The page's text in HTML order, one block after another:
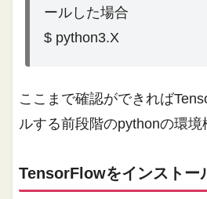
ールした場合
$ python3.X
ここまで確認ができれば
ルする前段階のpythonの環境
TensorFlowをインストー